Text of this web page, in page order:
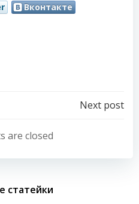
Вконтакте
Навигация
по
записям
Next post
are closed
статейки